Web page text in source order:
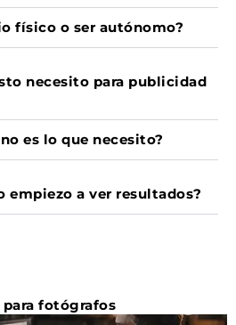
físico o ser autónomo?
necesito para publicidad
es lo que necesito?
empiezo a ver resultados?
para fotógrafos